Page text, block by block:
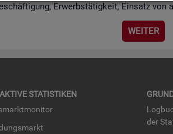
Er­werbs­tä­tig­keit, Ein­satz
WEI­TER
STA­TIS­TI­KEN
der